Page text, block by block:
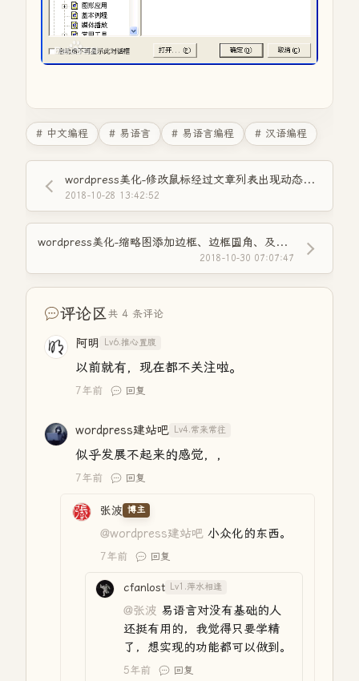
# 中文编程 # 易语言 # 易语言编程 # 汉语编程
wordpress美化-修改鼠标经过文章列表出现动态虚框及圆角化
2018-10-28 13:42:52
wordpress美化-缩略图添加边框、边框圆角、及阴影效果
2018-10-30 07:07:47
评论区共 4 条评论
阿明 Lv6.推心置腹
以前就有，现在都不关注啦。
7年前 回复
wordpress建站吧 Lv4.常来常往
似乎发展不起来的感觉，，
7年前 回复
张波 博主
@wordpress建站吧 小众化的东西。
7年前 回复
cfanlost Lv1.萍水相逢
@张波 易语言对没有基础的人
还挺有用的，我觉得只要学精
了，想实现的功能都可以做到。
5年前 回复